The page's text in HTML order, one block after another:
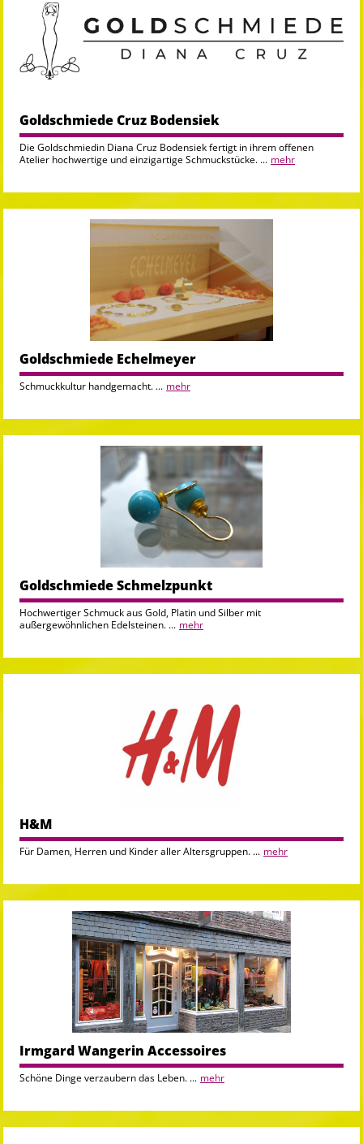
Goldschmiede Cruz Bodensiek
Die Goldschmiedin Diana Cruz Bodensiek fertigt in ihrem offenen
Atelier hochwertige und einzigartige Schmuckstücke. ... mehr
Goldschmiede Echelmeyer
Schmuckkultur handgemacht. ... mehr
Goldschmiede Schmelzpunkt
Hochwertiger Schmuck aus Gold, Platin und Silber mit
außergewöhnlichen Edelsteinen. ... mehr
H&M
Für Damen, Herren und Kinder aller Altersgruppen. ... mehr
Irmgard Wangerin Accessoires
Schöne Dinge verzaubern das Leben. ... mehr